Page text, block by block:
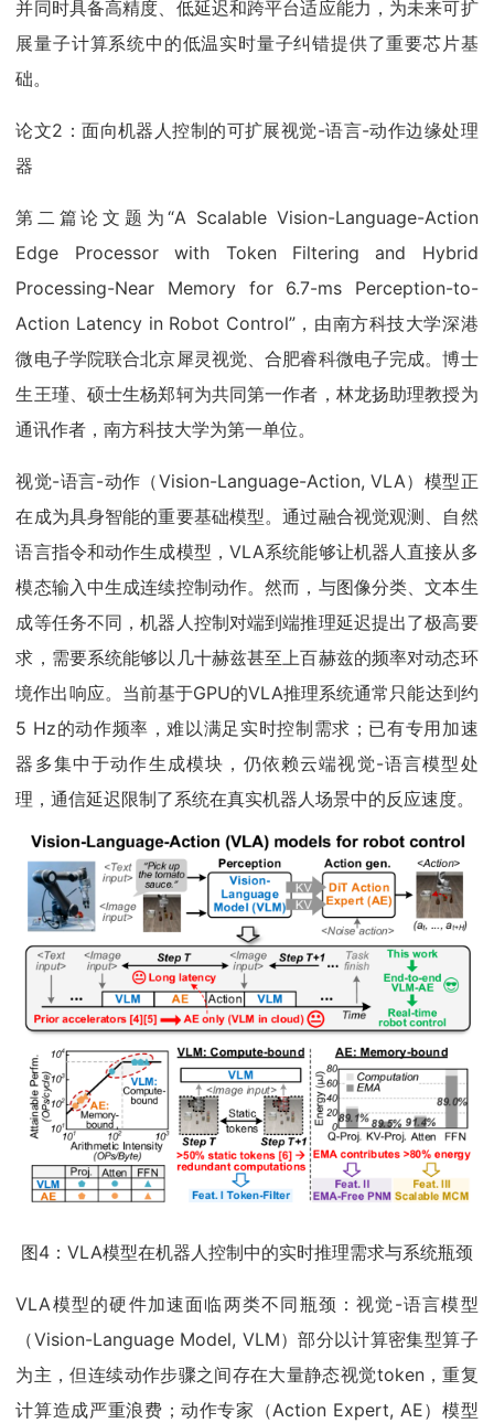
并同时具备高精度、低延迟和跨平台适应能力，为未来可扩
展量子计算系统中的低温实时量子纠错提供了重要芯片基
础。
论文2：面向机器人控制的可扩展视觉-语言-动作边缘处理
器
第二篇论文题为“A Scalable Vision-Language-Action
Edge Processor with Token Filtering and Hybrid
Processing-Near Memory for 6.7-ms Perception-to-
Action Latency in Robot Control”，由南方科技大学深港
微电子学院联合北京犀灵视觉、合肥睿科微电子完成。博士
生王瑾、硕士生杨郑轲为共同第一作者，林龙扬助理教授为
通讯作者，南方科技大学为第一单位。
视觉-语言-动作（Vision-Language-Action, VLA）模型正
在成为具身智能的重要基础模型。通过融合视觉观测、自然
语言指令和动作生成模型，VLA系统能够让机器人直接从多
模态输入中生成连续控制动作。然而，与图像分类、文本生
成等任务不同，机器人控制对端到端推理延迟提出了极高要
求，需要系统能够以几十赫兹甚至上百赫兹的频率对动态环
境作出响应。当前基于GPU的VLA推理系统通常只能达到约
5 Hz的动作频率，难以满足实时控制需求；已有专用加速
器多集中于动作生成模块，仍依赖云端视觉-语言模型处
理，通信延迟限制了系统在真实机器人场景中的反应速度。
图4：VLA模型在机器人控制中的实时推理需求与系统瓶颈
VLA模型的硬件加速面临两类不同瓶颈：视觉-语言模型
（Vision-Language Model, VLM）部分以计算密集型算子
为主，但连续动作步骤之间存在大量静态视觉token，重复
计算造成严重浪费；动作专家（Action Expert, AE）模型